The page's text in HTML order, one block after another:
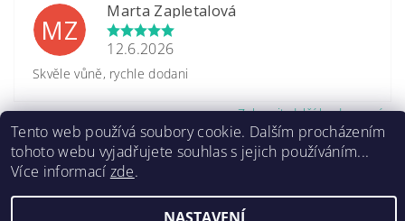
MZ
Marta Zapletalová
12.6.2026
Skvěle vůně, rychle dodani
Zobrazit další hodnocení
www.caretrade.cz, všechna práva vyhrazena
Tento web používá soubory cookie. Dalším procházením
tohoto webu vyjadřujete souhlas s jejich používáním...
Více informací zde.